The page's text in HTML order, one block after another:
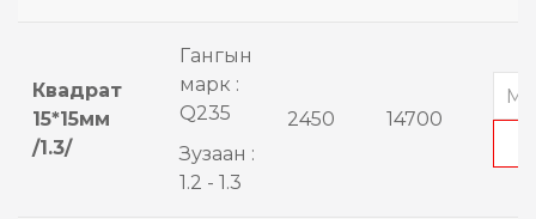
Квадрат
15*15мм
/1.3/
Гангын
марк :
Q235
Зузаан :
1.2 - 1.3
2450 14700